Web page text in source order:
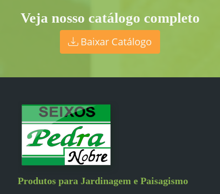
Veja nosso catálogo completo
Baixar Catálogo
Produtos para Jardinagem e Paisagismo